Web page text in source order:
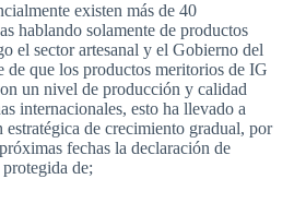
existen más de 40
hablando solamente de productos
el sector artesanal y el Gobierno del
de que los productos meritorios de IG
un nivel de producción y calidad
internacionales, esto ha llevado a
estratégica de crecimiento gradual, por
fechas la declaración de
de;